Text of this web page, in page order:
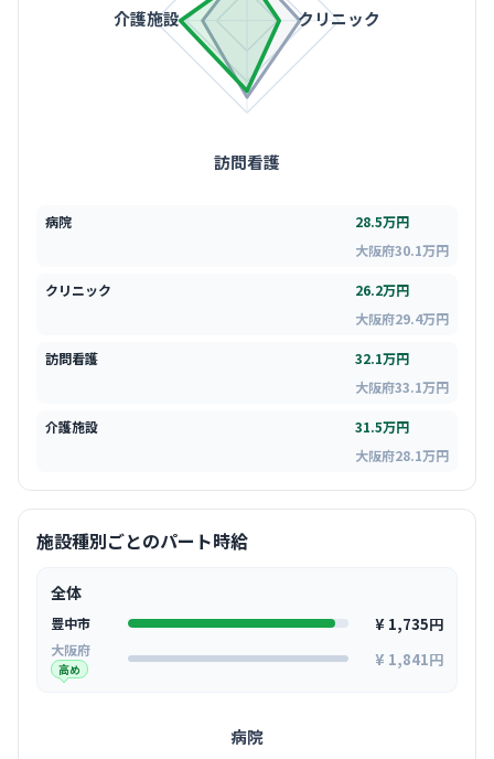
クリニック
訪問看護
介護施設
病院
28.5万円
大阪府30.1万円
クリニック
26.2万円
大阪府29.4万円
訪問看護
32.1万円
大阪府33.1万円
介護施設
31.5万円
大阪府28.1万円
施設種別ごとのパート時給
全体
豊中市 ¥ 1,735円
大阪府
高め ¥ 1,841円
病院